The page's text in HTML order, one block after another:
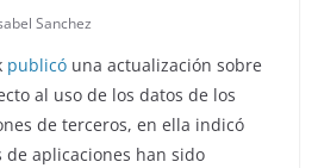
Sanchez
publicó una actualización sobre
al uso de los datos de los
de terceros, en ella indicó
aplicaciones han sido